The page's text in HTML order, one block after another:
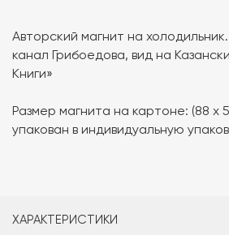
Авторский магнит на
канал Грибоедова, вид на
Книги»
Размер магнита на картоне: (88 х
упакован в индивидуальную
ХАРАКТЕРИСТИКИ